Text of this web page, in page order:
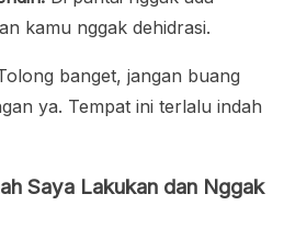
kamu nggak dehidrasi.
banget, jangan buang
ya. Tempat ini terlalu indah
Saya Lakukan dan Nggak